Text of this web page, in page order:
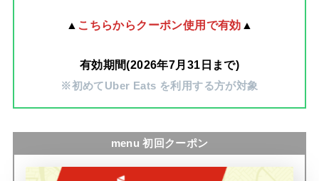
▲ こちらからクーポン使用で有効 ▲
有効期間(2026年7月31日まで)
※初めてUber Eats を利用する方が対象
menu 初回クーポン